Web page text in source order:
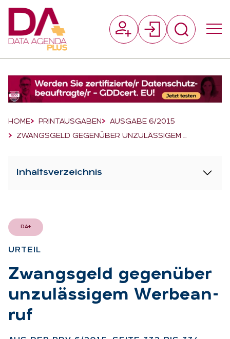
Breadcrumb-Navigation
HOME PRINTAUSGABEN
AUSGABE 6/2015
ZWANGSGELD GEGENÜBER UNZULÄSSIGEM …
Inhaltsverzeichnis
DA+
UR­TEIL
:
Zwangs­geld ge­gen­über
un­zu­läs­si­gem Wer­be­an­
ruf